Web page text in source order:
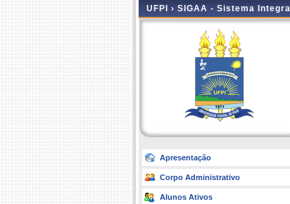
UFPI › SIGAA - Sistema
Apresentação
Corpo Administrativo
Alunos Ativos